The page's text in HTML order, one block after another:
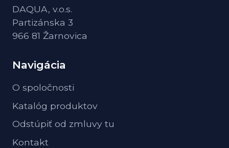
DAQUA, v.o.s.
Partizánska 3
966 81 Žarnovica
Navigácia
O spoločnosti
Katalóg produktov
Odstúpiť od zmluvy tu
Kontakt